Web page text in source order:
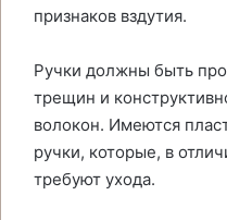
признаков вздутия.
Ручки должны быть
трещин и
волокон. Имеются
ручки, которые, в
требуют ухода.